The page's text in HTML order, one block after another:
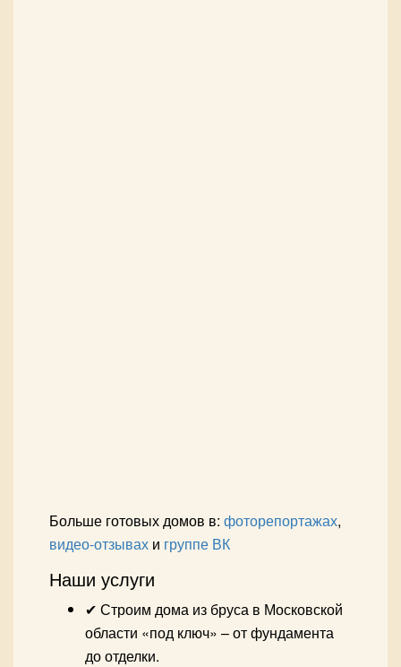
Больше готовых домов в: фоторепортажах,
видео-отзывах и группе ВК
Наши услуги
✔ Строим дома из бруса в Московской
области «под ключ» – от фундамента
до отделки.